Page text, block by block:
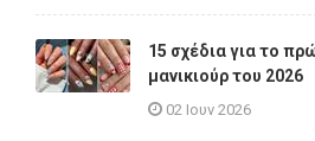
15 σχέδια για το
μανικιούρ του 2026
02 Ιουν 2026